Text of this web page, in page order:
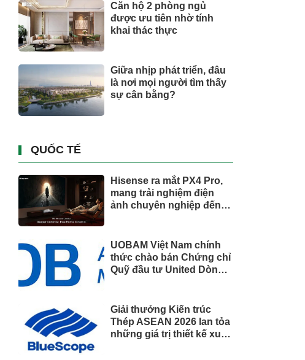
Căn hộ 2 phòng ngủ
được ưu tiên nhờ tính
khai thác thực
Giữa nhịp phát triển, đâu
là nơi mọi người tìm thấy
sự cân bằng?
QUỐC TẾ
Hisense ra mắt PX4 Pro,
mang trải nghiệm điện
ảnh chuyên nghiệp đến
UOBAM Việt Nam chính
thức chào bán Chứng chỉ
Quỹ đầu tư United Dòng
Giải thưởng Kiến trúc
Thép ASEAN 2026 lan tỏa
những giá trị thiết kế xuất